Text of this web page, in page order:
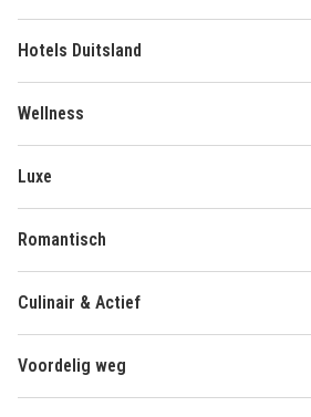
Hotels Duitsland
Wellness
Luxe
Romantisch
Culinair & Actief
Voordelig weg